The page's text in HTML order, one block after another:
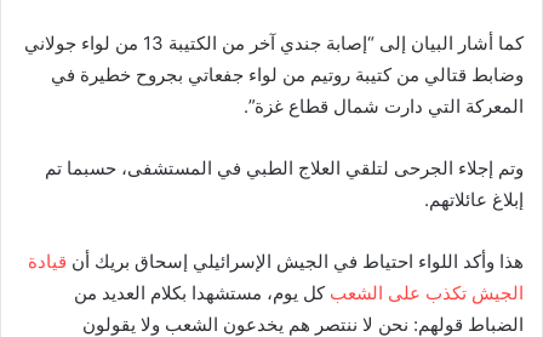
كما أشار البيان إلى “إصابة جندي آخر من الكتيبة 13 من لواء جولاني
وضابط قتالي من كتيبة روتيم من لواء جفعاتي بجروح خطيرة في
المعركة التي دارت شمال قطاع غزة”.
وتم إجلاء الجرحى لتلقي العلاج الطبي في المستشفى، حسبما تم
إبلاغ عائلاتهم.
هذا وأكد اللواء احتياط في الجيش الإسرائيلي إسحاق بريك أن قيادة
الجيش تكذب على الشعب كل يوم، مستشهدا بكلام العديد من
الضباط قولهم: نحن لا ننتصر هم يخدعون الشعب ولا يقولون